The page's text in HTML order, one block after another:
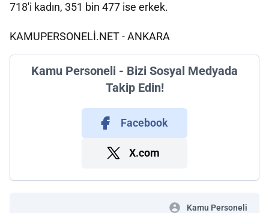
718'i kadın, 351 bin 477 ise erkek.
KAMUPERSONELİ.NET - ANKARA
Kamu Personeli - Bizi Sosyal Medyada
Takip Edin!
Facebook
X.com
Kamu Personeli